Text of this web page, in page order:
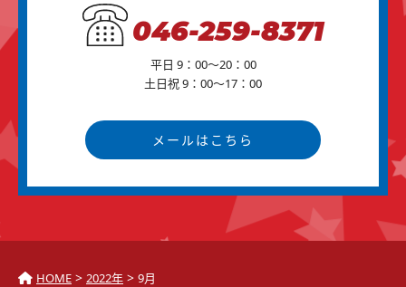
046-259-8371
平日 9：00～20：00
土日祝 9：00～17：00
メールはこちら
HOME > 2022年 > 9月